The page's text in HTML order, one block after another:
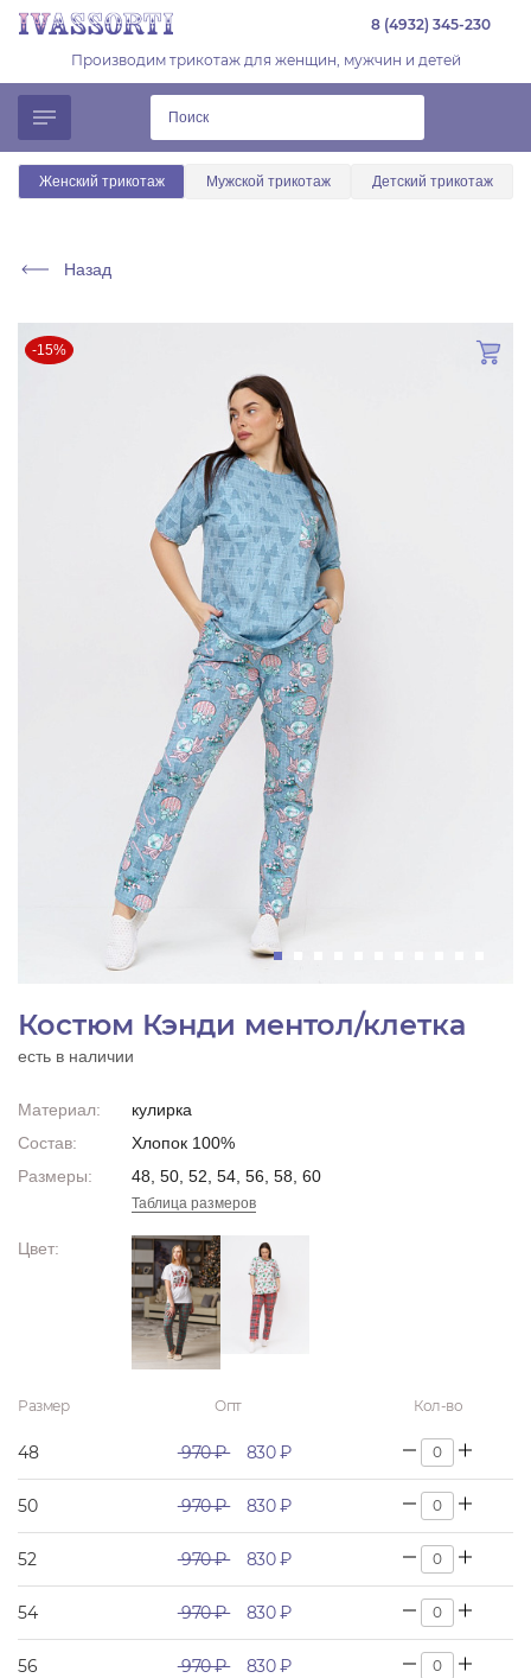
8 (4932) 345-230
Производим трикотаж для женщин, мужчин и детей
Женский трикотаж Мужской трикотаж Детский трикотаж
Назад
-15%
Костюм Кэнди ментол/клетка
есть в наличии
Материал:
кулирка
Состав:
Хлопок 100%
Размеры:
48, 50, 52, 54, 56, 58, 60
Таблица размеров
Цвет:
Размер Опт Кол-во
48 970 ₽ 830 ₽
50 970 ₽ 830 ₽
52 970 ₽ 830 ₽
54 970 ₽ 830 ₽
56 970 ₽ 830 ₽